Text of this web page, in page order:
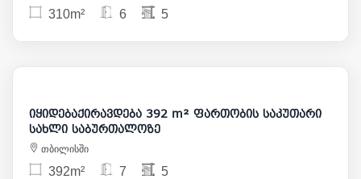
310m² 6 5
475 000
იყიდებაქირავდება 392 m² ფართობის საკუთარი
სახლი საბურთალოზე
თბილისში
392m² 7 5